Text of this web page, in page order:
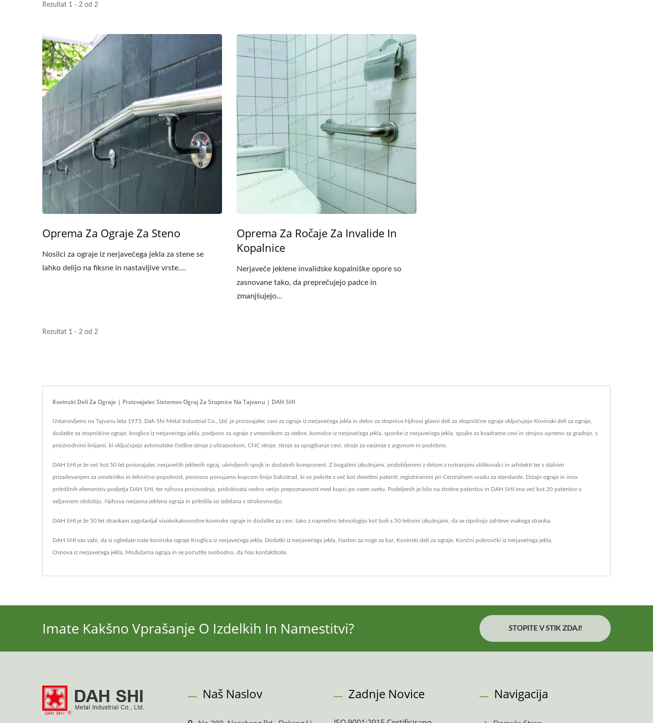
Rezultat 1 - 2 od 2
Oprema Za Ograje Za Steno
Nosilci za ograje iz nerjavečega jekla za stene se
lahko delijo na fiksne in nastavljive vrste....
Oprema Za Ročaje Za Invalide In
Kopalnice
Nerjaveče jeklene invalidske kopalniške opore so
zasnovane tako, da preprečujejo padce in
zmanjšujejo...
Rezultat 1 - 2 od 2
Kovinski Deli Za Ograje | Proizvajalec Sistemov Ograj Za Stopnice Na Tajvanu | DAH SHI
Ustanovljeno na Tajvanu leta 1973, Dah Shi Metal Industrial Co., Ltd. je proizvajalec cevi za ograje iz nerjavečega jekla in delov za stopnice.Njihovi glavni deli za stopniščne ograje vključujejo Kovinski deli za ograje,
dodatke za stopniščne ograje, kroglice iz nerjavečega jekla, podporo za ograje z vmesnikom za stebre, komolce iz nerjavečega jekla, sponke iz nerjavečega jekla, spojke za kvadratne cevi in strojno opremo za gradnjo, s
proizvodnimi linijami, ki vključujejo avtomatske čistilne stroje z ultrazvokom, CNC stroje, stroje za upogibanje cevi, stroje za varjenje z argonom in podobno.
DAH SHI je že več kot 50 let proizvajalec nerjavečih jeklenih ograj, ukrivljenih spojk in dodatnih komponent. Z bogatimi izkušnjami, pridobljenimi z delom z notranjimi oblikovalci in arhitekti ter s stalnim
prizadevanjem za umetniško in tehnično popolnost, ponosno ponujamo kupcem linijo balustrad, ki so pokrite z več kot desetimi patenti, registriranimi pri Centralnem uradu za standarde. Dizajn ograje in inox
pritrdilnih elementov podjetja DAH SHI, ter njihova proizvodnja, pridobivata vedno večjo prepoznavnost med kupci po vsem svetu. Podeljenih je bilo na stotine patentov in DAH SHI ima več kot 20 patentov v
veljavnem obdobju. Njihova nerjavna jeklena ograja in pritrdila so izdelana s strokovnostjo.
DAH SHI je že 50 let strankam zagotavljal visokokakovostne kovinske ograje in dodatke za cevi, tako z napredno tehnologijo kot tudi s 50-letnimi izkušnjami, da se izpolnijo zahteve vsakega stranka.
DAH SHI vas vabi, da si ogledate naše kovinske ograje Kroglica iz nerjavečega jekla Dodatki iz nerjavečega jekla Naslon za noge za bar, Kovinski deli za ograje Končni pokrovčki iz nerjavečega jekla
Osnova iz nerjavečega jekla Modularna ograja in se počutite svobodno, da Nas kontaktirate
Imate Kakšno Vprašanje O Izdelkih In Namestitvi? STOPITE V STIK ZDAJ!
Naš Naslov Zadnje Novice Navigacija